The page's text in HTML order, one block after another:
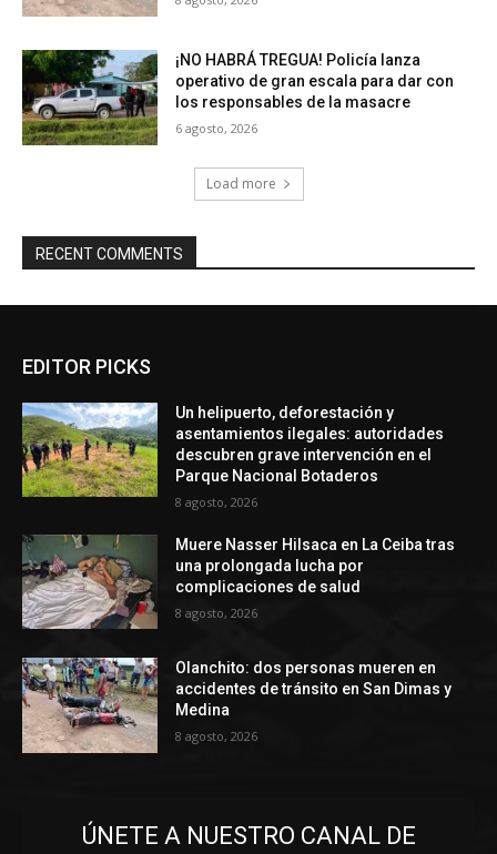
¡NO HABRÁ TREGUA! Policía lanza
operativo de gran escala para dar con
los responsables de la masacre
6 agosto, 2026
Load more
RECENT COMMENTS
EDITOR PICKS
Un helipuerto, deforestación y
asentamientos ilegales: autoridades
descubren grave intervención en el
Parque Nacional Botaderos
8 agosto, 2026
Muere Nasser Hilsaca en La Ceiba tras
una prolongada lucha por
complicaciones de salud
8 agosto, 2026
Olanchito: dos personas mueren en
accidentes de tránsito en San Dimas y
Medina
8 agosto, 2026
ÚNETE A NUESTRO CANAL DE